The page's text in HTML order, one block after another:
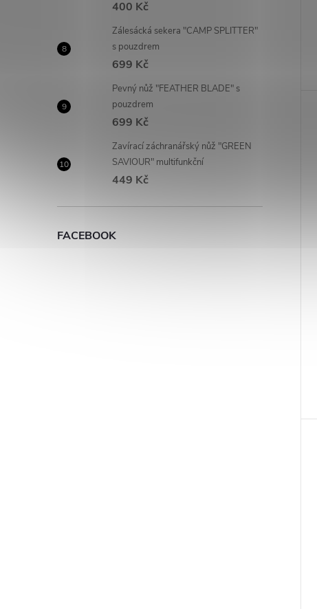
400 Kč
Zálesácká sekera "CAMP SPLITTER"
s pouzdrem
699 Kč
Pevný nůž "FEATHER BLADE" s
pouzdrem
699 Kč
Zavírací záchranářský nůž "GREEN
SAVIOUR" multifunkční
449 Kč
FACEBOOK